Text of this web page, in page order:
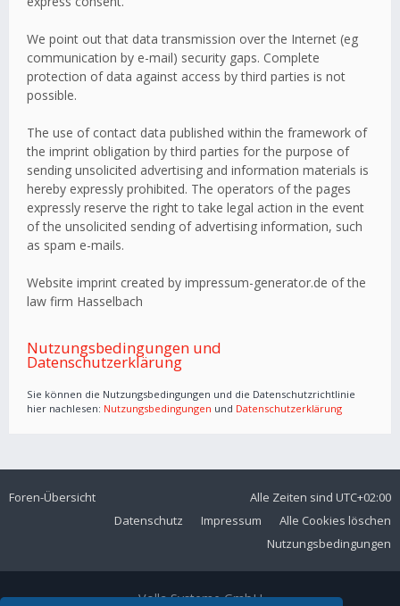
We point out that data transmission over the Internet (eg
communication by e-mail) security gaps. Complete
protection of data against access by third parties is not
possible.
The use of contact data published within the framework of
the imprint obligation by third parties for the purpose of
sending unsolicited advertising and information materials is
hereby expressly prohibited. The operators of the pages
expressly reserve the right to take legal action in the event
of the unsolicited sending of advertising information, such
as spam e-mails.
Website imprint created by impressum-generator.de of the
law firm Hasselbach
Nutzungsbedingungen und
Datenschutzerklärung
Sie können die Nutzungsbedingungen und die Datenschutzrichtlinie
hier nachlesen: Nutzungsbedingungen und Datenschutzerklärung
Foren-Übersicht Alle Zeiten sind UTC+02:00
Alle Cookies löschen
Impressum
Datenschutz
Nutzungsbedingungen
Volla Systeme GmbH